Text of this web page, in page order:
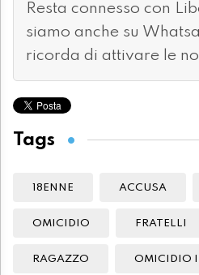
Resta connesso con
siamo anche su
ricorda di attivare le
Tags
18ENNE ACCUSA
OMICIDIO FRATELLI
RAGAZZO OMICIDIO